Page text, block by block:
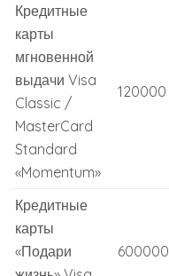
Кредитные
карты
мгновенной
выдачи Visa
Classic /
MasterCard
Standard
«Momentum»
120000
Кредитные
карты
«Подари
600000